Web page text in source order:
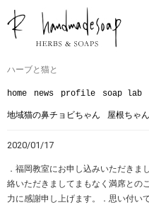
ハーブと猫と
home news profile soap lab
地域猫の鼻チョビちゃん 屋根ちゃ
2020/01/17
．福岡教室にお申し込みいただきま
絡いただきましてまもなく満席との
力に感謝申し上げます。．思い付い